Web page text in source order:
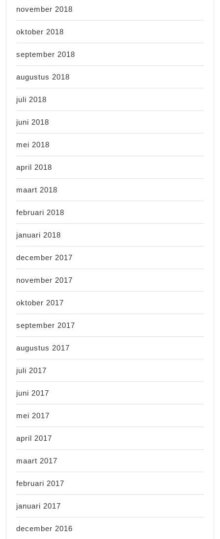
november 2018
oktober 2018
september 2018
augustus 2018
juli 2018
juni 2018
mei 2018
april 2018
maart 2018
februari 2018
januari 2018
december 2017
november 2017
oktober 2017
september 2017
augustus 2017
juli 2017
juni 2017
mei 2017
april 2017
maart 2017
februari 2017
januari 2017
december 2016